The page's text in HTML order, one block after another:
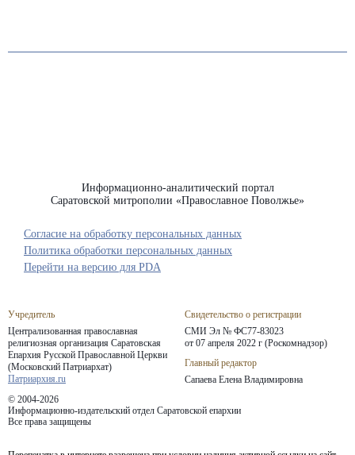
Информационно-аналитический портал
Саратовской митрополии «Православное Поволжье»
Учредитель
Централизованная православная
религиозная организация Саратовская
Епархия Русской Православной Церкви
(Московский Патриархат)
Патриархия.ru
Свидетельство о регистрации
СМИ Эл № ФС77-83023
от 07 апреля 2022 г (Роскомнадзор)
Главный редактор
Сапаева Елена Владимировна
© 2004-2026
Информационно-издательский отдел Саратовской епархии
Все права защищены
Согласие на обработку персональных данных
Политика обработки персональных данных
Перейти на версию для PDA